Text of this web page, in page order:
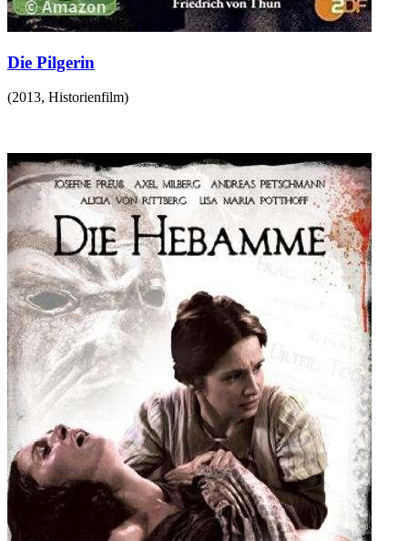
Die Pilgerin
(2013, Historienfilm)